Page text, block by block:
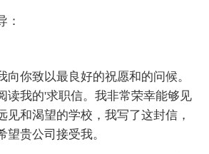
：
向你致以最良好的祝愿和的问候。
读我的'求职信。我非常荣幸能够见
见和渴望的学校，我写了这封信，
望贵公司接受我。